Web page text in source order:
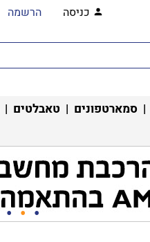
כניסה הרשמה
| סמארטפונים | טאבלטים |